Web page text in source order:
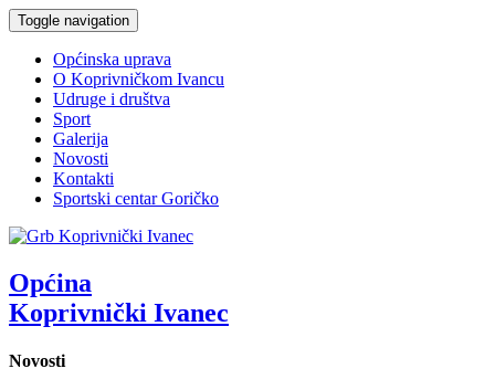
Toggle navigation
Općinska uprava
O Koprivničkom Ivancu
Udruge i društva
Sport
Galerija
Novosti
Kontakti
Sportski centar Goričko
Općina
Koprivnički Ivanec
Novosti